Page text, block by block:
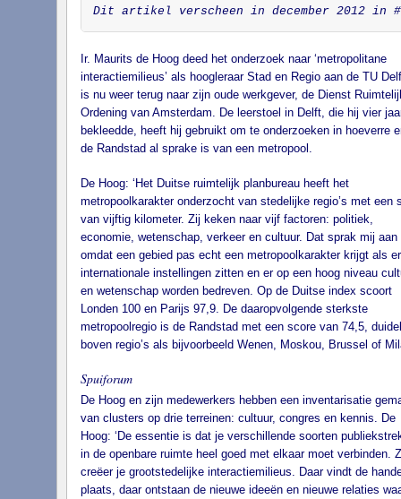
Dit artikel verscheen in december 2012 in
Ir. Maurits de Hoog deed het onderzoek naar ‘metropolitane
interactiemilieus’ als hoogleraar Stad en Regio aan de TU
is nu weer terug naar zijn oude werkgever, de Dienst
Ordening van Amsterdam. De leerstoel in Delft, die hij vier
bekleedde, heeft hij gebruikt om te onderzoeken in hoeverre
de Randstad al sprake is van een metropool.
De Hoog: ‘Het Duitse ruimtelijk planbureau heeft het
metropoolkarakter onderzocht van stedelijke regio’s met een
van vijftig kilometer. Zij keken naar vijf factoren: politiek,
economie, wetenschap, verkeer en cultuur. Dat sprak mij aan
omdat een gebied pas echt een metropoolkarakter krijgt als
internationale instellingen zitten en er op een hoog niveau
en wetenschap worden bedreven. Op de Duitse index scoort
Londen 100 en Parijs 97,9. De daaropvolgende sterkste
metropoolregio is de Randstad met een score van 74,5,
boven regio’s als bijvoorbeeld Wenen, Moskou, Brussel of
Spuiforum
De Hoog en zijn medewerkers hebben een inventarisatie
van clusters op drie terreinen: cultuur, congres en kennis. De
Hoog: ‘De essentie is dat je verschillende soorten
in de openbare ruimte heel goed met elkaar moet verbinden.
creëer je grootstedelijke interactiemilieus. Daar vindt de
plaats, daar ontstaan de nieuwe ideeën en nieuwe relaties